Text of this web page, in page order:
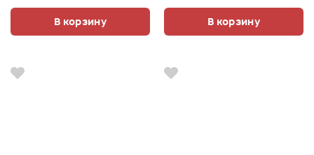
В корзину В корзину